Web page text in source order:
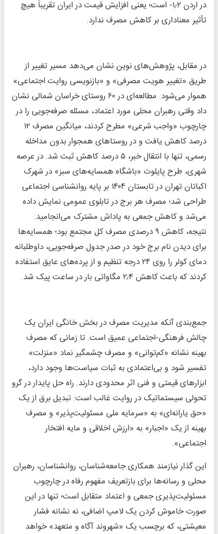
در اردن ۱٫۲- است؛ یعنی افزایش قیمت در ایران تقریباً هیچ
تأثیر معناداری بر کاهش مصرف ندارد.
در مقابل، پژوهش‌های نوین نشان می‌دهد مسیر تغییر از
طریق «تغییر هویت مصرفی» و «بازنویسی روایت اجتماعی»
هموار می‌شود. مطالعه‌ای در ۶۰ روستای خراسان شمالی نشان
داد وقتی رهبران محلی مورد اعتماد، مسئله صرفه‌جویی را در
چارچوب «واجب شرعی» مطرح کردند، میانگین مصرف ۱۲
درصد کاهش یافت و در روستاهای همجوار بدون مداخله
رسمی، تنها با انتقال خبر، ۵ درصد کاهش ثبت شد. در عرصه
شهری، طرح پایلوت «باشگاه همسایه‌های سبز» در شهرک
اکباتان تهران در تابستان ۱۴۰۴ بر پایه روانشناسی اجتماعی
طراحی شد؛ مصرف هر برج در تابلوی عمومی نمایش داده
می‌شد و کاهش جمعی به پاداش مشترک می‌انجامید.
نتیجه، کاهش ۹ درصدی مصرف کل مجتمع بود؛ همسایه‌ها
برای دیدن نام برج خود در صدر جدول صرفه‌جویی، داوطلبانه
دمای کولر را روی ۲۴ درجه تنظیم و از پرده‌های عایق استفاده
کردند که باعث کاهش ۲٫۴ مگاواتی بار در ساعت پیک شد.
جمع‌بندی آنکه مدیریت مصرف در بخش خانگی ایران یک
چالش فرهنگی-اجتماعی عمیق است. تا زمانی که مصرف
بهینه نشانه «کم‌توانی» و مصرف چشمگیر نماد «منزلت»
تفسیر شود و بی‌اعتمادی به ثبات سیاست‌ها وجود دارد،
ابزارهای قیمتی و فنی اثر محدودی دارند. راه حل پایدار در گرو
تحولی سیستماتیک در روایت غالب است: تبدیل برق از یک
«حق یارانه‌ای» به «سرمایه ملی مسئولیت‌پذیر» و مصرف
بهینه از یک «اجبار» به «ارزش اخلاقی و مایه افتخار
اجتماعی».
این گذار نیازمند همکاری جامعه‌شناسان، روانشناسان، رهبران
محلی و رسانه‌ها برای بازتعریف مفهوم رفاه در چارچوب
مسئولیت‌پذیری جمعی و اعتماد متقابل است؛ تنها در این
صورت خاموش کردن یک لامپ اضافی، نه نشانه فشار
معیشتی، که برچسب یک «شهروند آگاه و متعهد» خواهد